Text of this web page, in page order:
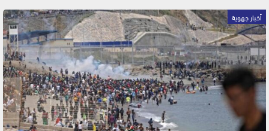
أخبار جهوية